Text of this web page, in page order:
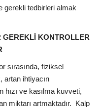
gerekli tedbirleri almak
KONTROLLER
sırasında, fiziksel
artan ihtiyacın
hızı ve kasılma kuvveti,
miktarı artmaktadır. Kalp